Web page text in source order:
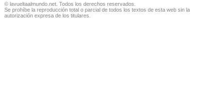
© lavueltaalmundo.net. Todos los derechos reservados.
Se prohíbe la reproducción total o parcial de todos los textos de esta web sin la
autorización expresa de los titulares.